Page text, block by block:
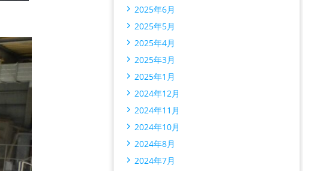
2025年6月
2025年5月
2025年4月
2025年3月
2025年1月
2024年12月
2024年11月
2024年10月
2024年8月
2024年7月